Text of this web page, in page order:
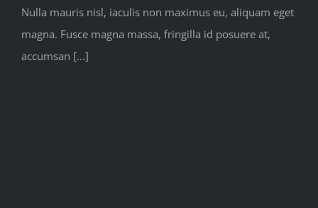
Nulla mauris nisl, iaculis non maximus eu, aliquam eget
magna. Fusce magna massa, fringilla id posuere at,
accumsan [...]